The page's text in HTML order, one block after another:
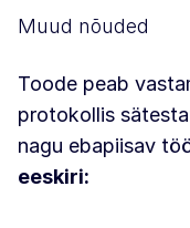
Muud nõuded
Toode peab
protokollis
nagu ebapiisav
eeskiri: